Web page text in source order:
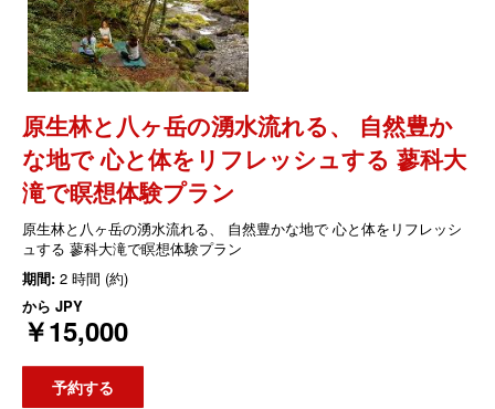
原生林と八ヶ岳の湧水流れる、 自然豊か
な地で 心と体をリフレッシュする 蓼科大
滝で瞑想体験プラン
原生林と八ヶ岳の湧水流れる、 自然豊かな地で 心と体をリフレッシ
ュする 蓼科大滝で瞑想体験プラン
期間: 2 時間 (約)
から JPY
￥15,000
予約する